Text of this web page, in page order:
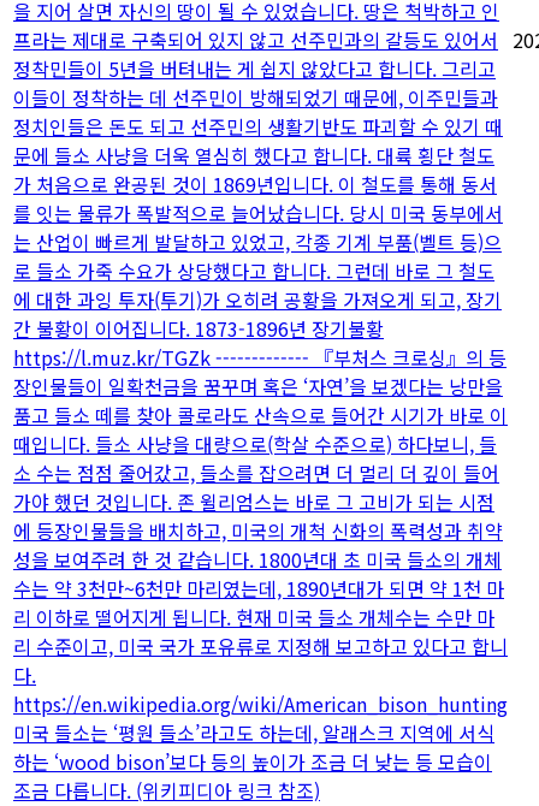
을 지어 살면 자신의 땅이 될 수 있었습니다. 땅은 척박하고 인
프라는 제대로 구축되어 있지 않고 선주민과의 갈등도 있어서
정착민들이 5년을 버텨내는 게 쉽지 않았다고 합니다. 그리고
이들이 정착하는 데 선주민이 방해되었기 때문에, 이주민들과
정치인들은 돈도 되고 선주민의 생활기반도 파괴할 수 있기 때
문에 들소 사냥을 더욱 열심히 했다고 합니다. 대륙 횡단 철도
가 처음으로 완공된 것이 1869년입니다. 이 철도를 통해 동서
를 잇는 물류가 폭발적으로 늘어났습니다. 당시 미국 동부에서
는 산업이 빠르게 발달하고 있었고, 각종 기계 부품(벨트 등)으
로 들소 가죽 수요가 상당했다고 합니다. 그런데 바로 그 철도
에 대한 과잉 투자(투기)가 오히려 공황을 가져오게 되고, 장기
간 불황이 이어집니다. 1873-1896년 장기불황
https://l.muz.kr/TGZk ------------- 『부처스 크로싱』의 등
장인물들이 일확천금을 꿈꾸며 혹은 ‘자연’을 보겠다는 낭만을
품고 들소 떼를 찾아 콜로라도 산속으로 들어간 시기가 바로 이
때입니다. 들소 사냥을 대량으로(학살 수준으로) 하다보니, 들
소 수는 점점 줄어갔고, 들소를 잡으려면 더 멀리 더 깊이 들어
가야 했던 것입니다. 존 윌리엄스는 바로 그 고비가 되는 시점
에 등장인물들을 배치하고, 미국의 개척 신화의 폭력성과 취약
성을 보여주려 한 것 같습니다. 1800년대 초 미국 들소의 개체
수는 약 3천만~6천만 마리였는데, 1890년대가 되면 약 1천 마
리 이하로 떨어지게 됩니다. 현재 미국 들소 개체수는 수만 마
리 수준이고, 미국 국가 포유류로 지정해 보고하고 있다고 합니
다.
https://en.wikipedia.org/wiki/American_bison_hunting
미국 들소는 ‘평원 들소’라고도 하는데, 알래스크 지역에 서식
하는 ‘wood bison’보다 등의 높이가 조금 더 낮는 등 모습이
조금 다릅니다. (위키피디아 링크 참조)